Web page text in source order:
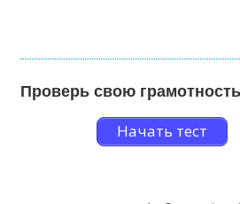
Проверь свою
Начать тест